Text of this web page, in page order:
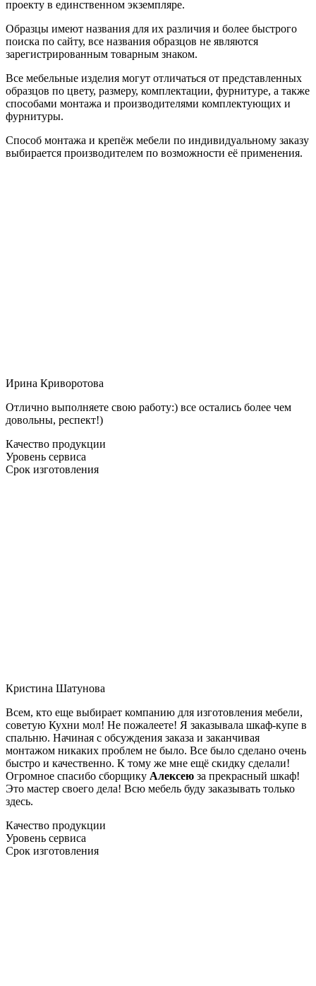
проекту в единственном экземпляре.
Образцы имеют названия для их различия и более быстрого
поиска по сайту, все названия образцов не являются
зарегистрированным товарным знаком.
Все мебельные изделия могут отличаться от представленных
образцов по цвету, размеру, комплектации, фурнитуре, а также
способами монтажа и производителями комплектующих и
фурнитуры.
Способ монтажа и крепёж мебели по индивидуальному заказу
выбирается производителем по возможности её применения.
Ирина Криворотова
Отлично выполняете свою работу:) все остались более чем
довольны, респект!)
Качество продукции
Уровень сервиса
Срок изготовления
Кристина Шатунова
Всем, кто еще выбирает компанию для изготовления мебели,
советую Кухни мол! Не пожалеете! Я заказывала шкаф-купе в
спальню. Начиная с обсуждения заказа и заканчивая
монтажом никаких проблем не было. Все было сделано очень
быстро и качественно. К тому же мне ещё скидку сделали!
Огромное спасибо сборщику Алексею за прекрасный шкаф!
Это мастер своего дела! Всю мебель буду заказывать только
здесь.
Качество продукции
Уровень сервиса
Срок изготовления